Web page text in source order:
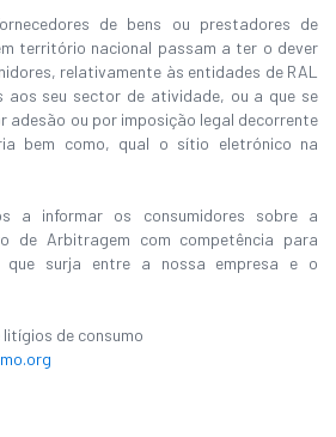
de bens ou prestadores de
território nacional passam a ter o dever
relativamente às entidades de RAL
aos seu sector de atividade, ou a que se
adesão ou por imposição legal decorrente
bem como, qual o sítio eletrónico na
a informar os consumidores sobre a
de Arbitragem com competência para
que surja entre a nossa empresa e o
de consumo